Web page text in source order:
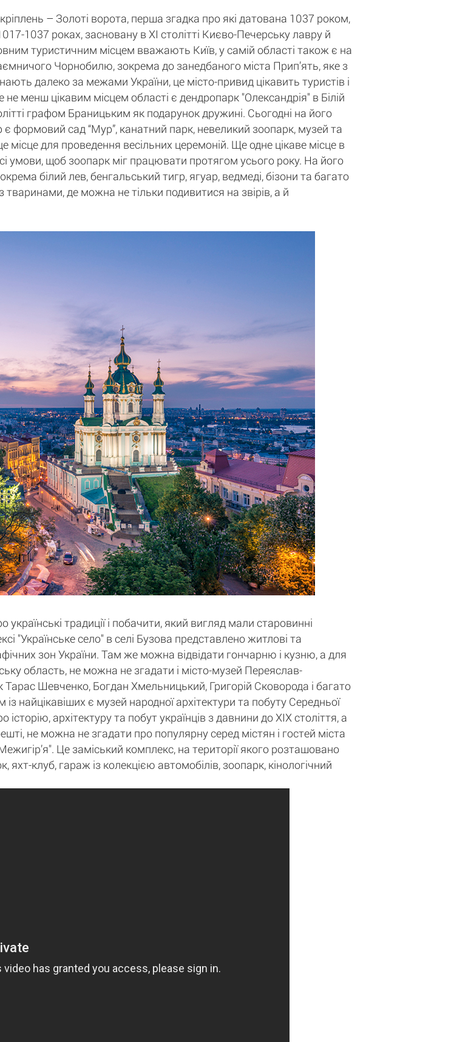
– Золоті ворота, перша згадка про які датована 1037 роком,
1037 роках, засновану в XI столітті Києво-Печерську лавру й
туристичним місцем вважають Київ, у самій області також є на
Чорнобилю, зокрема до занедбаного міста Прип’ять, яке з
далеко за межами України, це місто-привид цікавить туристів і
менш цікавим місцем області є дендропарк "Олександрія" в Білій
графом Браницьким як подарунок дружині. Сьогодні на його
є формовий сад “Мур”, канатний парк, невеликий зоопарк, музей та
місце для проведення весільних церемоній. Ще одне цікаве місце в
умови, щоб зоопарк міг працювати протягом усього року. На його
білий лев, бенгальський тигр, ягуар, ведмеді, бізони та багато
де можна не тільки подивитися на звірів, а й
традиції і побачити, який вигляд мали старовинні
"Українське село" в селі Бузова представлено житлові та
зон України. Там же можна відвідати гончарню і кузню, а для
область, не можна не згадати і місто-музей Переяслав-
Тарас Шевченко, Богдан Хмельницький, Григорій Сковорода і багато
найцікавіших є музей народної архітектури та побуту Середньої
архітектуру та побут українців з давнини до XIX століття, а
не можна не згадати про популярну серед містян і гостей міста
Це заміський комплекс, на території якого розташовано
клуб, гараж із колекцією автомобілів, зоопарк, кінологічний